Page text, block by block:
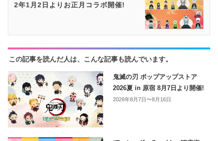
2年1月2日よりお正月コラボ開催!
この記事を読んだ人は、こんな記事も読んでいます。
鬼滅の刃 ポップアップストア
2026夏 in 原宿 8月7日より開催!
2026年8月7日〜8月16日